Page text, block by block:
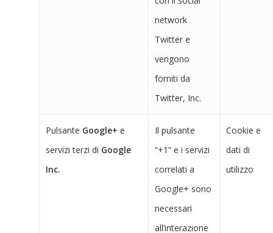
network
Twitter e
vengono
forniti da
Twitter, Inc.
Pulsante Google+ e
servizi terzi di Google
Inc.
Il pulsante
“+1” e i servizi
correlati a
Google+ sono
necessari
all’interazione
Cookie e
dati di
utilizzo